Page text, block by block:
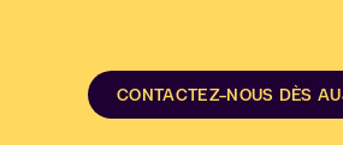
CONTACTEZ-NOUS DÈS